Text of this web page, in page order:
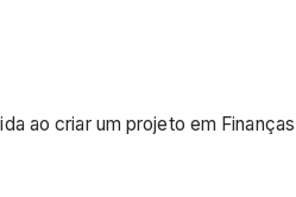
ao criar um projeto em